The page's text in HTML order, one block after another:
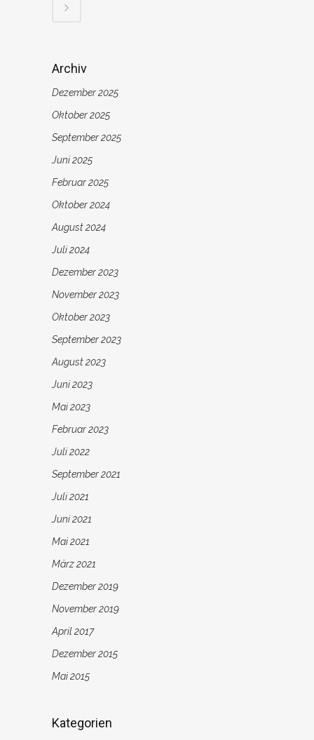
Archiv
Dezember 2025
Oktober 2025
September 2025
Juni 2025
Februar 2025
Oktober 2024
August 2024
Juli 2024
Dezember 2023
November 2023
Oktober 2023
September 2023
August 2023
Juni 2023
Mai 2023
Februar 2023
Juli 2022
September 2021
Juli 2021
Juni 2021
Mai 2021
März 2021
Dezember 2019
November 2019
April 2017
Dezember 2015
Mai 2015
Kategorien